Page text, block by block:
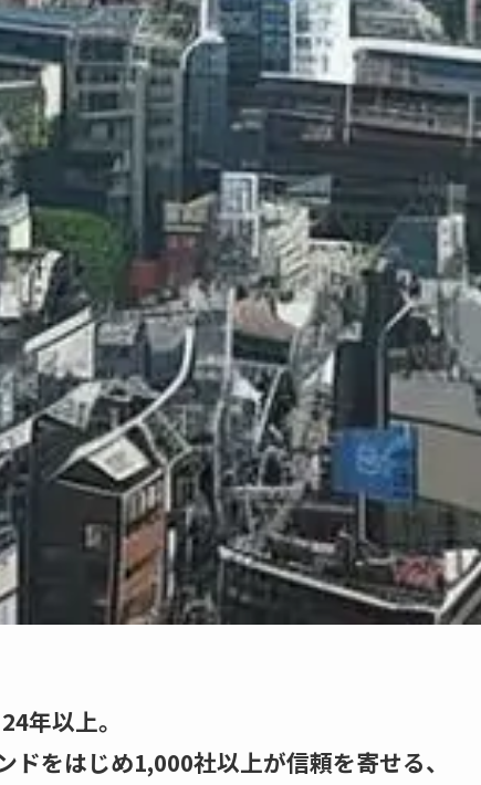
年以上。
をはじめ1,000社以上が信頼を寄せる、